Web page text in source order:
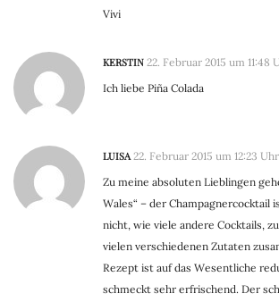
Vivi
KERSTIN 22. Februar 2015 um 11:48
Ich liebe Piña Colada
LUISA 22. Februar 2015 um 12:23 Uhr
Zu meine absoluten Lieblingen
Wales“ – der Champagnercocktail
nicht, wie viele andere Cocktails,
vielen verschiedenen Zutaten
Rezept ist auf das Wesentliche
schmeckt sehr erfrischend. Der